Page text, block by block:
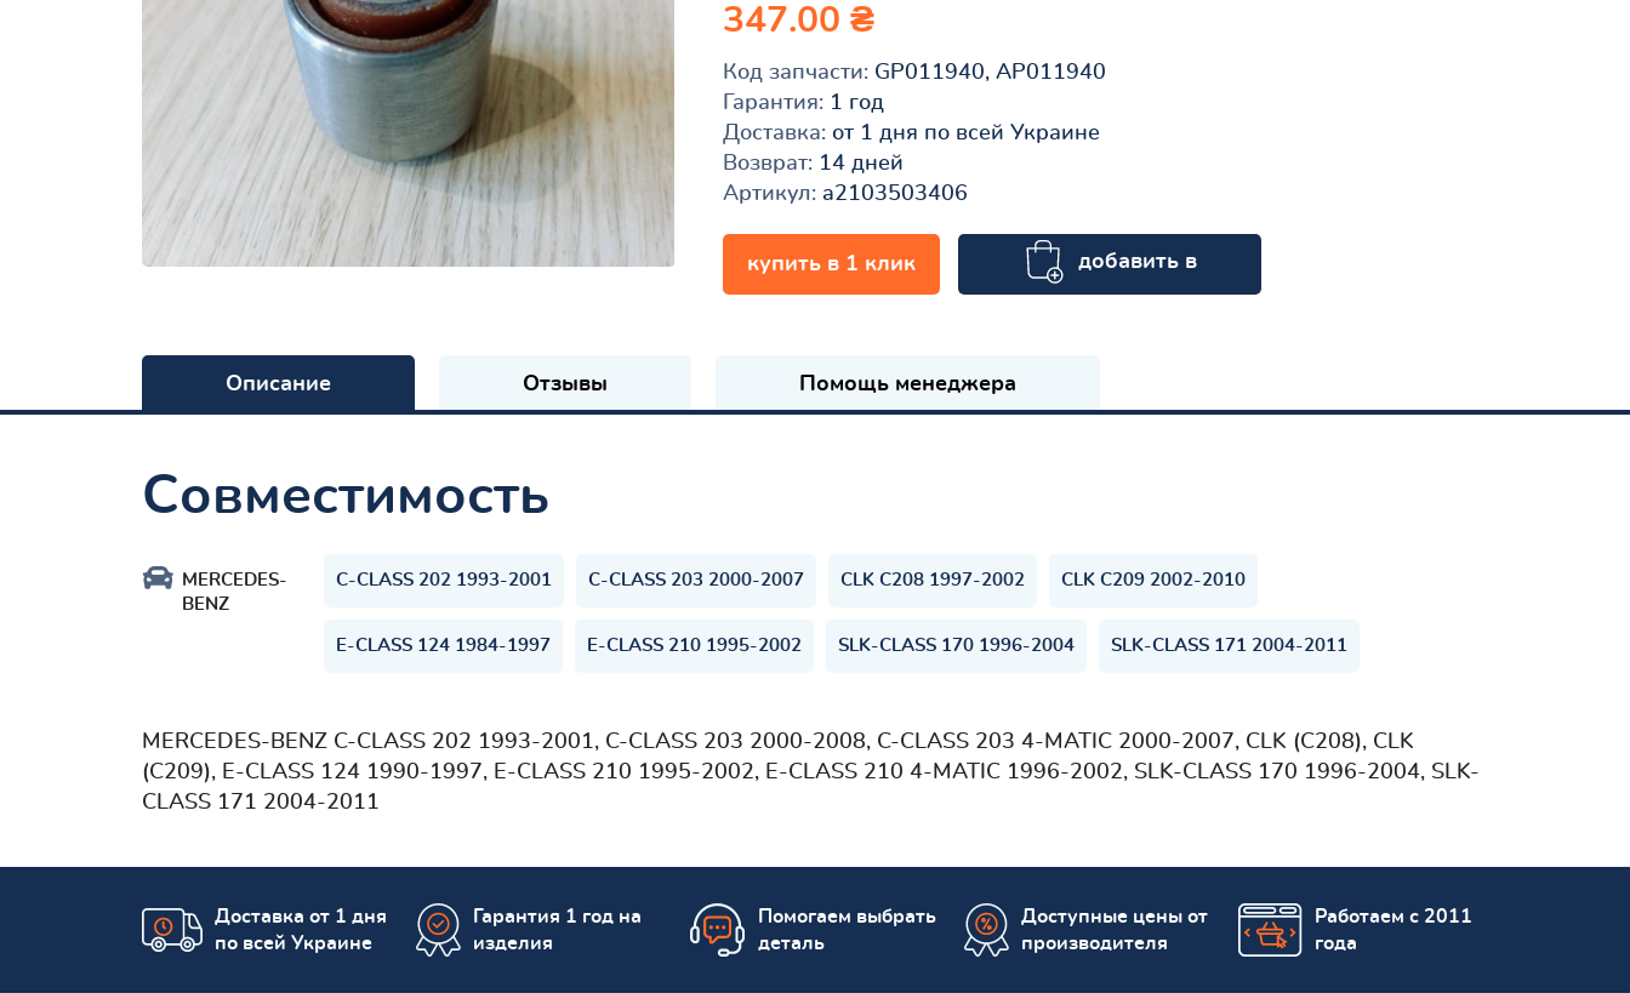
347.00 ₴
Код запчасти: GP011940, AP011940
Гарантия: 1 год
Доставка: от 1 дня по всей Украине
Возврат: 14 дней
Артикул: a2103503406
купить в 1 клик
добавить в
корзину
Описание Отзывы Помощь менеджера
Совместимость
MERCEDES-
BENZ
C-CLASS 202 1993-2001 C-CLASS 203 2000-2007 CLK C208 1997-2002 CLK C209 2002-2010
E-CLASS 124 1984-1997 E-CLASS 210 1995-2002 SLK-CLASS 170 1996-2004 SLK-CLASS 171 2004-2011
MERCEDES-BENZ C-CLASS 202 1993-2001, C-CLASS 203 2000-2008, C-CLASS 203 4-MATIC 2000-2007, CLK (C208), CLK
(C209), E-CLASS 124 1990-1997, E-CLASS 210 1995-2002, E-CLASS 210 4-MATIC 1996-2002, SLK-CLASS 170 1996-2004, SLK-
CLASS 171 2004-2011
Доставка от 1 дня
по всей Украине
Гарантия 1 год на
изделия
Помогаем выбрать
деталь
Доступные цены от
производителя
Работаем с 2011
года